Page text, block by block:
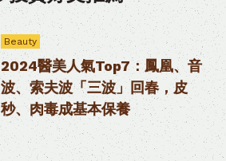
Beauty
2024醫美人氣Top7：鳳凰、音
波、索夫波「三波」回春，皮
秒、肉毒成基本保養